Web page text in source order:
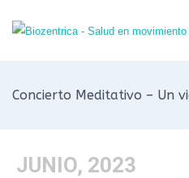
Concierto Meditativo – Un
JUNIO, 2023